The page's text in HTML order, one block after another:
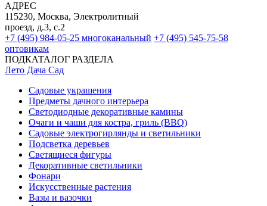
АДРЕС
115230, Москва, Электролитный
проезд, д.3, с.2
+7 (495) 984-05-25 многоканальный +7 (495) 545-75-58
оптовикам
ПОДКАТАЛОГ РАЗДЕЛА
Лето Дача Сад
Садовые украшения
Предметы дачного интерьера
Светодиодные декоративные камины
Очаги и чаши для костра, гриль (BBQ)
Садовые электрогирлянды и светильники
Подсветка деревьев
Светящиеся фигуры
Декоративные светильники
Фонари
Искусственные растения
Вазы и вазочки